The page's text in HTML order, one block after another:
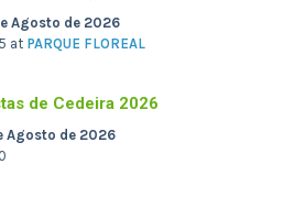
Agosto de 2026
at PARQUE FLOREAL
de Cedeira 2026
Agosto de 2026